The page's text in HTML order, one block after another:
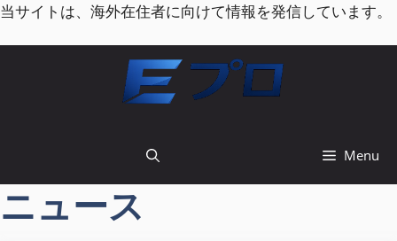
コ
ッ
プ
当サイトは、海外在住者に向けて情報を発信しています。
Menu
ニュース